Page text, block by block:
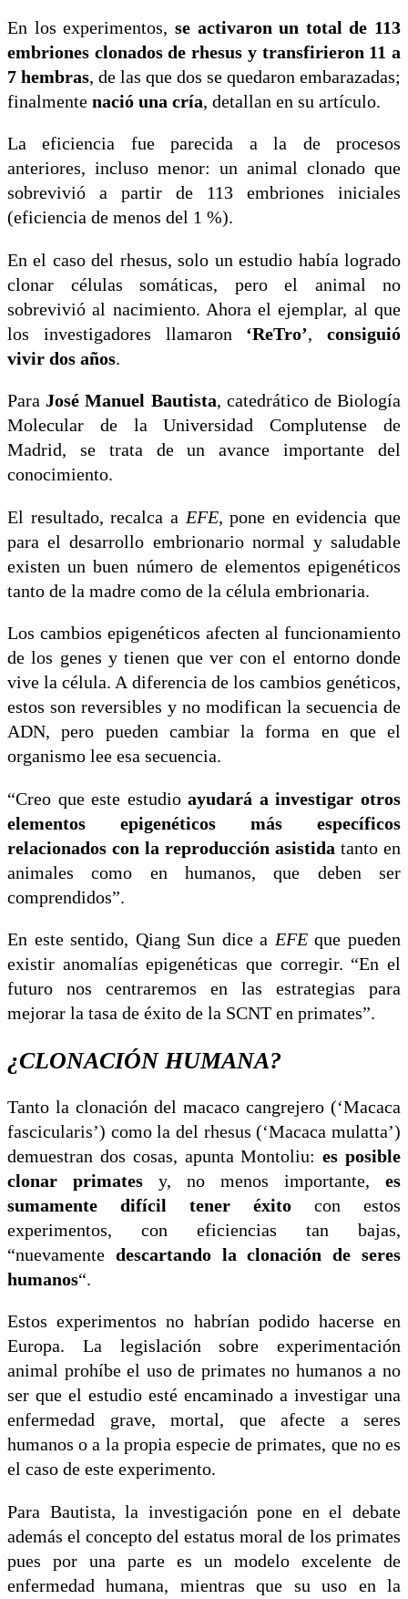
En los experimentos, se activaron un total de 113
embriones clonados de rhesus y transfirieron 11 a
7 hembras, de las que dos se quedaron embarazadas;
finalmente nació una cría, detallan en su artículo.
La eficiencia fue parecida a la de procesos
anteriores, incluso menor: un animal clonado que
sobrevivió a partir de 113 embriones iniciales
(eficiencia de menos del 1 %).
En el caso del rhesus, solo un estudio había logrado
clonar células somáticas, pero el animal no
sobrevivió al nacimiento. Ahora el ejemplar, al que
los investigadores llamaron ‘ReTro’, consiguió
vivir dos años.
ParaJosé Manuel Bautista, catedrático de Biología
Molecular de la Universidad Complutense de
Madrid, se trata de un avance importante del
conocimiento.
El resultado, recalca a EFE, pone en evidencia que
para el desarrollo embrionario normal y saludable
existen un buen número de elementos epigenéticos
tanto de la madre como de la célula embrionaria.
Los cambios epigenéticos afecten al funcionamiento
de los genes y tienen que ver con el entorno donde
vive la célula. A diferencia de los cambios genéticos,
estos son reversibles y no modifican la secuencia de
ADN, pero pueden cambiar la forma en que el
organismo lee esa secuencia.
“Creo que este estudioayudará a investigar otros
elementos epigenéticos más específicos
relacionados con la reproducción asistida tanto en
animales como en humanos, que deben ser
comprendidos”.
En este sentido, Qiang Sun dice a EFEque pueden
existir anomalías epigenéticas que corregir. “En el
futuro nos centraremos en las estrategias para
mejorar la tasa de éxito de la SCNT en primates”.
¿CLONACIÓN HUMANA?
Tanto la clonación del macaco cangrejero (‘Macaca
fascicularis’) como la del rhesus (‘Macaca mulatta’)
demuestran dos cosas, apunta Montoliu:es posible
clonar primates y, no menos importante, es
sumamente difícil tener éxito con estos
experimentos, con eficiencias tan bajas,
“nuevamente descartando la clonación de seres
humanos“.
Estos experimentos no habrían podido hacerse en
Europa. La legislación sobre experimentación
animal prohíbe el uso de primates no humanos a no
ser que el estudio esté encaminado a investigar una
enfermedad grave, mortal, que afecte a seres
humanos o a la propia especie de primates, que no es
el caso de este experimento.
Para Bautista, la investigación pone en el debate
además el concepto del estatus moral de los primates
pues por una parte es un modelo excelente de
enfermedad humana, mientras que su uso en la